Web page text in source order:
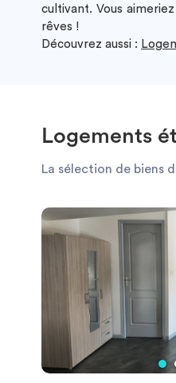
cultivant. Vous
rêves !
Découvrez aussi :
Logements
La sélection de biens